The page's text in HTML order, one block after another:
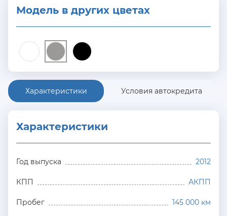
Модель в других цветах
Характеристики Условия автокредита
Характеристики
Год выпуска 2012
КПП АКПП
Пробег 145 000 км